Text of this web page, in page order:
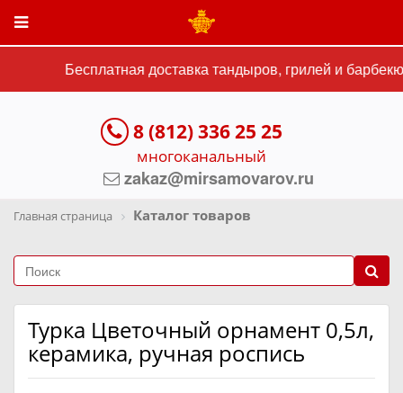
Бесплатная доставка тандыров, грилей и
8 (812) 336 25 25
многоканальный
zakaz@mirsamovarov.ru
Главная страница Каталог товаров
Турка Цветочный орнамент 0,5л,
керамика, ручная роспись